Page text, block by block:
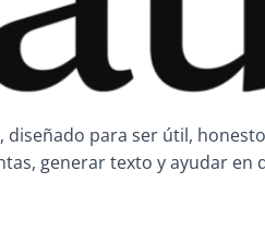
para ser útil,
generar texto y ayudar en